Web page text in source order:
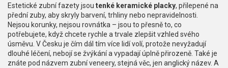
Estetické zubní fazety jsou tenké keramické placky, přilepené na
přední zuby, aby skryly barvení, trhliny nebo nepravidelnosti
Nejsou korunky, nejsou rovnátka – jsou to přesně to, co
potřebujete, když chcete rychle a trvale zlepšit vzhled svého
úsměvu. V Česku je čím dál tím více lidí volí, protože nevyžadují
dlouhé léčení, nebojí se žvýkání a vypadají úplně přirozeně. Také je
znáte pod názvem zubní veneery, stejná věc, jen anglický název. A